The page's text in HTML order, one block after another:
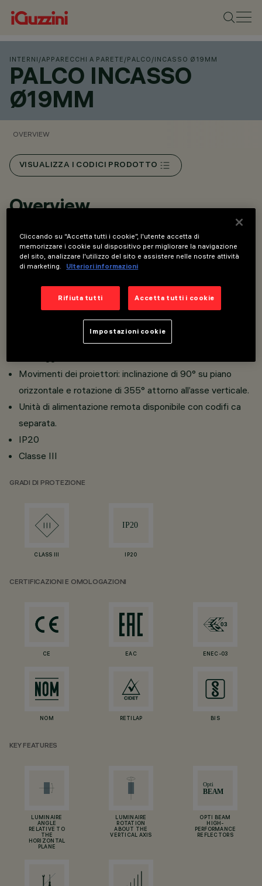
INTERNI /APPARECCHI A PARETE /PALCO /INCASSO Ø19MM
PALCO INCASSO
Ø19MM
OVERVIEW
VISUALIZZA I CODICI PRODOTTO
Overview
Apparecchi per installazione a soffitto e a parete.
Versioni ad incasso.
lineare; modelli multipli con possibilità di installazione
continua e mantenimento degli interassi.
Corpo proiettore in alluminio pressofuso; supporti di
Movimenti dei proiettori: inclinazione di 90° su piano
orizzontale e rotazione di 355° attorno all’asse verticale.
Unità di alimentazione remota disponibile con codifi ca
separata.
IP20
Classe III
GRADI DI PROTEZIONE
CLASS III IP20
CERTIFICAZIONI E OMOLOGAZIONI
CE EAC ENEC-03
NOM RETILAP BIS
KEY FEATURES
LUMINAIRE
ANGLE
RELATIVE TO
THE
HORIZONTAL
PLANE
LUMINAIRE
ROTATION
ABOUT THE
VERTICAL AXIS
OPTI BEAM
HIGH-
PERFORMANCE
REFLECTORS
Cliccando su “Accetta tutti i cookie”, l'utente accetta di
memorizzare i cookie sul dispositivo per migliorare la navigazione
del sito, analizzare l'utilizzo del sito e assistere nelle nostre attività
di marketing.
Ulteriori informazioni
Rifiuta tutti Accetta tutti i cookie
Impostazioni cookie